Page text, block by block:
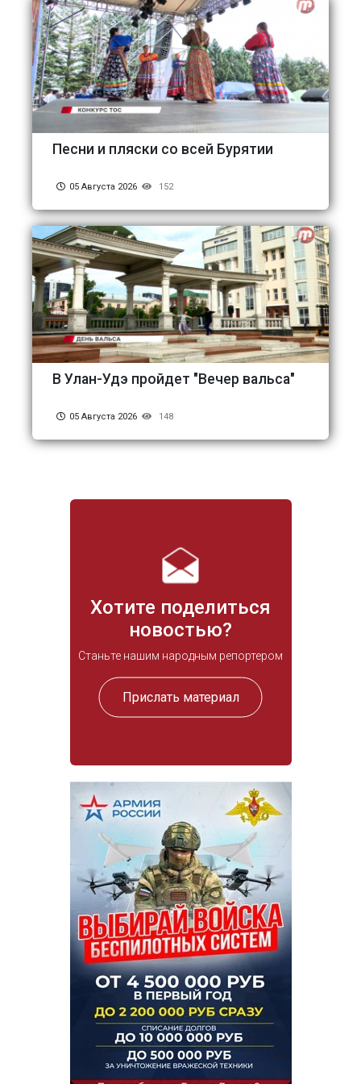
Хотите поделиться
новостью?
Станьте нашим народным репортером
Прислать материал
Песни и пляски со всей Бурятии
05 Августа 2026 152
В Улан-Удэ пройдет "Вечер вальса"
05 Августа 2026 148